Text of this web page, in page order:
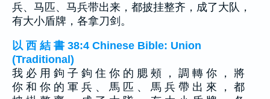
兵、马匹、马兵带出来，都披挂整齐，成了大队，
有大小盾牌，各拿刀剑。
以 西 結 書 38:4 Chinese Bible: Union
(Traditional)
我 必 用 鉤 子 鉤 住 你 的 腮 頰 ， 調 轉 你 ， 將
你 和 你 的 軍 兵 、 馬 匹 、 馬 兵 帶 出 來 ， 都